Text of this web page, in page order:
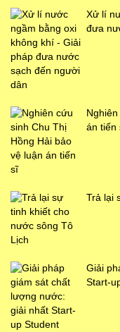
Xử lí
đưa
án tiến
Trả lại
Giải
Start-